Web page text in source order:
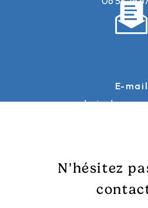
E-mail
N'hésitez